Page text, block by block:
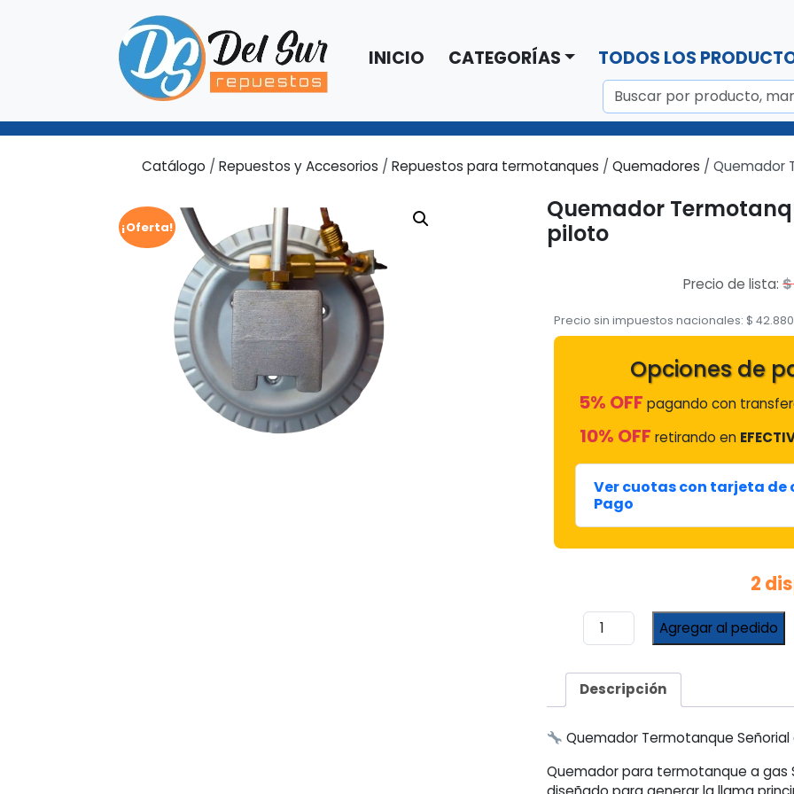
INICIO CATEGORÍAS TODOS LOS
¡Oferta!
Catálogo / Repuestos y Accesorios / Repuestos para termotanques / Quemadores / Quemador
Quemador
piloto
Precio de lista:$
Precio sin impuestos nacionales:$ 42.880
Opciones de
5% OFF pagando con
10% OFF retirando en
Ver cuotas con tarjeta de
Pago
2
Quemador
Termotanque
c/cabezal
piloto
Agregar al pedido
Descripción
Quemador Termotanque Señorial
Quemador para termotanque a gas